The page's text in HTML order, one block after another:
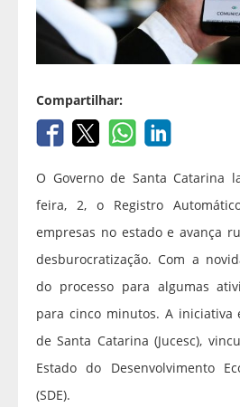
Compartilhar:
O Governo de Santa Catarina
feira, 2, o Registro
empresas no estado e avança
desburocratização. Com a
do processo para algumas
para cinco minutos. A iniciativa
de Santa Catarina (Jucesc),
Estado do Desenvolvimento
(SDE).